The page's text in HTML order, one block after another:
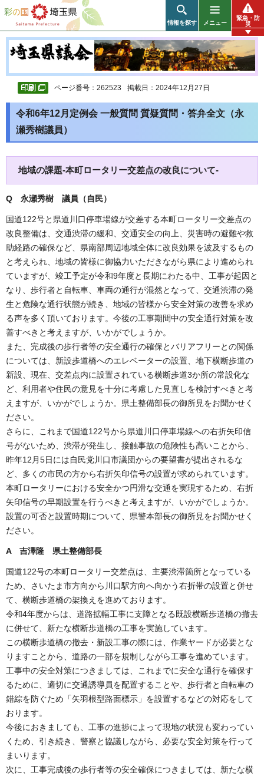
彩の国 埼玉県
情報を探す メニュー
緊急・防
災
ページ番号：262523 掲載日：2024年12月27日
令和6年12月定例会 一般質問 質疑質問・答弁全文（永
瀬秀樹議員）
地域の課題-本町ロータリー交差点の改良について-
Q 永瀬秀樹 議員（自民）
国道122号と県道川口停車場線が交差する本町ロータリー交差点の
改良整備は、交通渋滞の緩和、交通安全の向上、災害時の避難や救
助経路の確保など、県南部周辺地域全体に改良効果を波及するもの
と考えられ、地域の皆様に御協力いただきながら県により進められ
ていますが、竣工予定が令和9年度と長期にわたる中、工事が起因と
なり、歩行者と自転車、車両の通行が混然となって、交通渋滞の発
生と危険な通行状態が続き、地域の皆様から安全対策の改善を求め
る声を多く頂いております。今後の工事期間中の安全通行対策を改
善すべきと考えますが、いかがでしょうか。
また、完成後の歩行者等の安全通行の確保とバリアフリーとの関係
については、新設歩道橋へのエレベーターの設置、地下横断歩道の
新設、現在、交差点内に設置されている横断歩道3か所の常設化な
ど、利用者や住民の意見を十分に考慮した見直しを検討すべきと考
えますが、いかがでしょうか。県土整備部長の御所見をお聞かせく
ださい。
さらに、これまで国道122号から県道川口停車場線への右折矢印信
号がないため、渋滞が発生し、接触事故の危険性も高いことから、
昨年12月5日には自民党川口市議団からの要望書が提出されるな
ど、多くの市民の方から右折矢印信号の設置が求められています。
本町ロータリーにおける安全かつ円滑な交通を実現するため、右折
矢印信号の早期設置を行うべきと考えますが、いかがでしょうか。
設置の可否と設置時期について、県警本部長の御所見をお聞かせく
ださい。
A 吉澤隆 県土整備部長
国道122号の本町ロータリー交差点は、主要渋滞箇所となっている
ため、さいたま市方向から川口駅方向へ向かう右折帯の設置と併せ
て、横断歩道橋の架換えを進めております。
令和4年度からは、道路拡幅工事に支障となる既設横断歩道橋の撤去
に併せて、新たな横断歩道橋の工事を実施しています。
この横断歩道橋の撤去・新設工事の際には、作業ヤードが必要とな
りますことから、道路の一部を規制しながら工事を進めています。
工事中の安全対策につきましては、これまでに安全な通行を確保す
るために、適切に交通誘導員を配置することや、歩行者と自転車の
錯綜を防ぐため「矢羽根型路面標示」を設置するなどの対応をして
おります。
今後におきましても、工事の進捗によって現地の状況も変わってい
くため、引き続き、警察と協議しながら、必要な安全対策を行って
まいります。
次に、工事完成後の歩行者等の安全確保につきましては、新たな横